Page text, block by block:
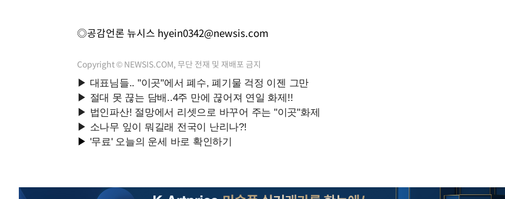
◎공감언론 뉴시스 hyein0342@newsis.com
Copyright © NEWSIS.COM, 무단 전재 및 재배포 금지